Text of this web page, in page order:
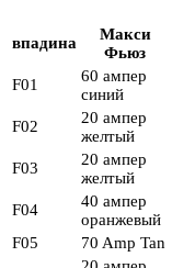
впадина
Макси
Фьюз
F01
60 ампер
синий
F02
20 ампер
желтый
F03
20 ампер
желтый
F04
40 ампер
оранжевый
F05
70 Amp Tan